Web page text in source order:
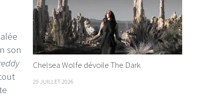
son
Chelsea Wolfe dévoile The Dark
29 JUILLET 2026